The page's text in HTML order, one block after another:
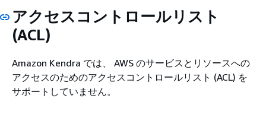
アクセスコントロールリスト
(ACL)
Amazon Kendra では、 AWS のサービスとリソースへの
アクセスのためのアクセスコントロールリスト (ACL) を
サポートしていません。